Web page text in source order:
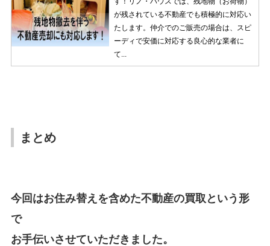
が残されている不動産でも積極的に対応い
たします。仲介でのご販売の場合は、スピ
ーディで安価に対応する良心的な業者に
て...
まとめ
今回はお住み替えを含めた不動産の買取という形
で
お手伝いさせていただきました。